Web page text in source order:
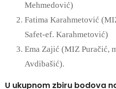
Mehmedović)
Fatima Karahmetović
Safet-ef. Karahmetović)
Ema Zajić (MIZ Puračić,
Avdibašić).
U ukupnom zbiru bodova